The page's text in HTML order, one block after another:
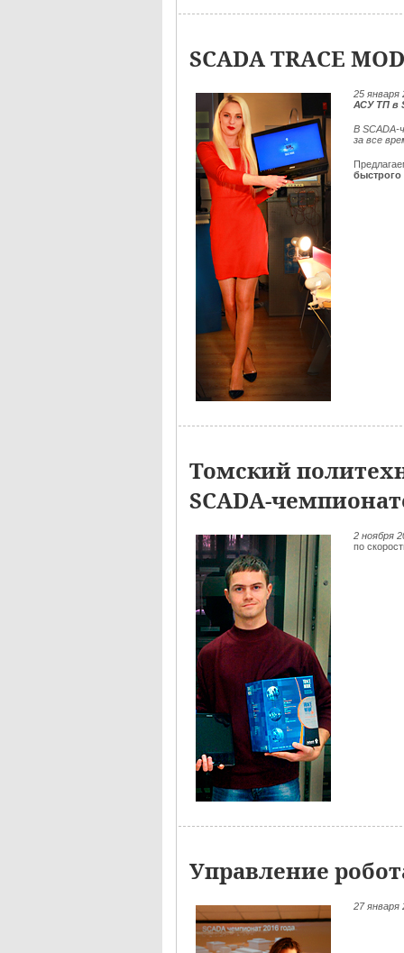
SCADA TRACE
25 января
АСУ ТП в
В SCADA-
за все
быстрого
Томский
SCADA-
2 ноября
по
Управление
27января